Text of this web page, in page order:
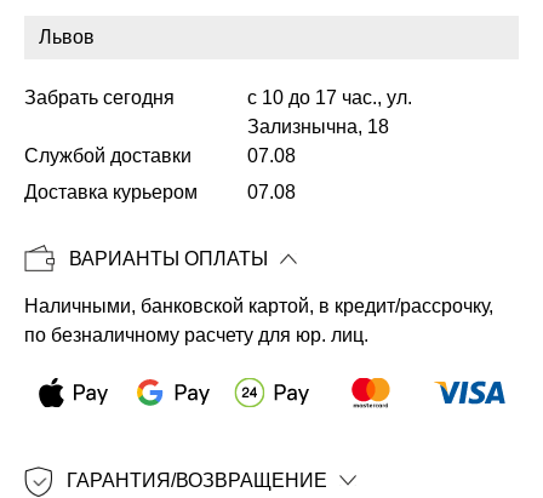
Копировать
Забрать сегодня
с 10 до 17 час., ул.
Зализнычна, 18
Службой доставки
07.08
Доставка курьером
07.08
ВАРИАНТЫ ОПЛАТЫ
Наличными, банковской картой, в кредит/рассрочку,
по безналичному расчету для юр. лиц.
ГАРАНТИЯ/ВОЗВРАЩЕНИЕ